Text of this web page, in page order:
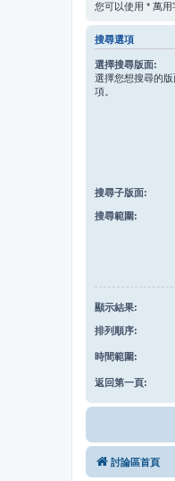
您可以使用 * 萬用
搜尋選項
選擇搜尋版面:
選擇您想搜尋的
項。
搜尋子版面:
搜尋範圍:
顯示結果:
排列順序:
時間範圍:
返回第一頁:
討論區首頁